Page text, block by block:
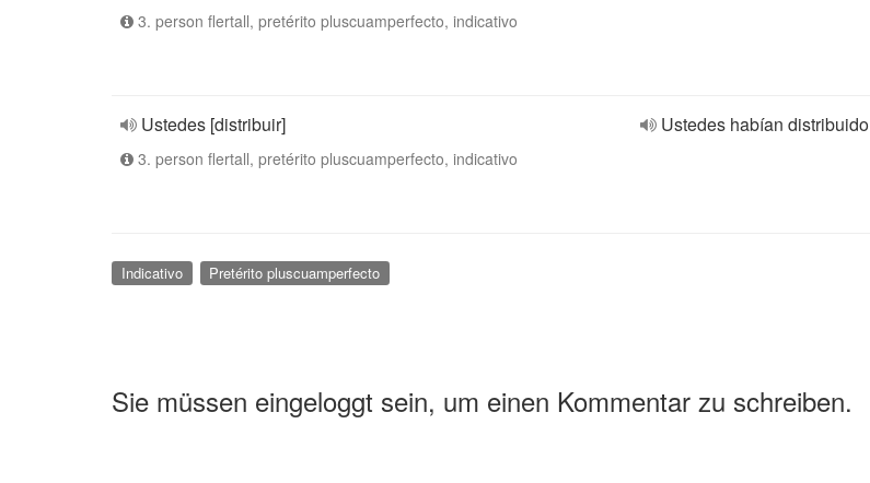
3. person flertall, pretérito pluscuamperfecto, indicativo
Ustedes [distribuir]
3. person flertall, pretérito pluscuamperfecto, indicativo
Ustedes habían distribuido
Indicativo Pretérito pluscuamperfecto
Sie müssen eingeloggt sein, um einen Kommentar zu schreiben.